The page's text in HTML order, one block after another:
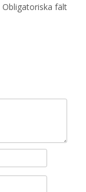
Obligatoriska fält